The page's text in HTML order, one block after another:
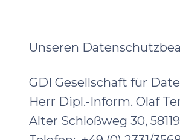
Unseren
GDI Gesellschaft für
Herr Dipl.-Inform. Olaf
Alter Schloßweg 30,